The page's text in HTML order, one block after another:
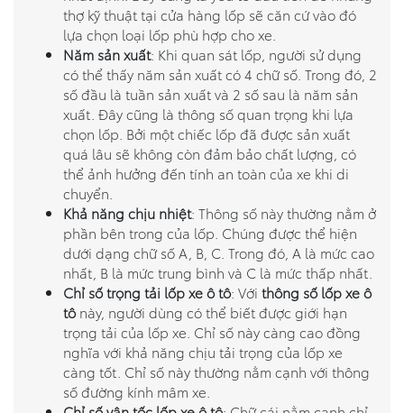
thợ kỹ thuật tại cửa hàng lốp sẽ căn cứ vào đó
lựa chọn loại lốp phù hợp cho xe.
Năm sản xuất: Khi quan sát lốp, người sử dụng
có thể thấy năm sản xuất có 4 chữ số. Trong đó, 2
số đầu là tuần sản xuất và 2 số sau là năm sản
xuất. Đây cũng là thông số quan trọng khi lựa
chọn lốp. Bởi một chiếc lốp đã được sản xuất
quá lâu sẽ không còn đảm bảo chất lượng, có
thể ảnh hưởng đến tính an toàn của xe khi di
chuyển.
Khả năng chịu nhiệt: Thông số này thường nằm ở
phần bên trong của lốp. Chúng được thể hiện
dưới dạng chữ số A, B, C. Trong đó, A là mức cao
nhất, B là mức trung bình và C là mức thấp nhất.
Chỉ số trọng tải lốp xe ô tô: Với thông số lốp xe ô
tônày, người dùng có thể biết được giới hạn
trọng tải của lốp xe. Chỉ số này càng cao đồng
nghĩa với khả năng chịu tải trọng của lốp xe
càng tốt. Chỉ số này thường nằm cạnh với thông
số đường kính mâm xe.